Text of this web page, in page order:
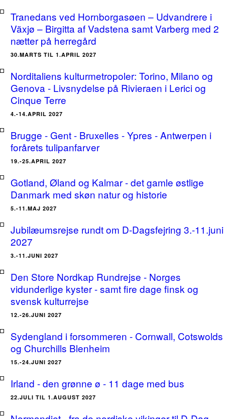
Tranedans ved Hornborgasøen – Udvandrere i
Växjø – Birgitta af Vadstena samt Varberg med 2
nætter på herregård
30.MARTS TIL 1.APRIL 2027
Norditaliens kulturmetropoler: Torino, Milano og
Genova - Livsnydelse på Rivieraen i Lerici og
Cinque Terre
4.-14.APRIL 2027
Brugge - Gent - Bruxelles - Ypres - Antwerpen i
forårets tulipanfarver
19.-25.APRIL 2027
Gotland, Øland og Kalmar - det gamle østlige
Danmark med skøn natur og historie
5.-11.MAJ 2027
Jubilæumsrejse rundt om D-Dagsfejring 3.-11.juni
2027
3.-11.JUNI 2027
Den Store Nordkap Rundrejse - Norges
vidunderlige kyster - samt fire dage finsk og
svensk kulturrejse
12.-26.JUNI 2027
Sydengland i forsommeren - Cornwall, Cotswolds
og Churchills Blenheim
15.-24.JUNI 2027
Irland - den grønne ø - 11 dage med bus
22.JULI TIL 1.AUGUST 2027